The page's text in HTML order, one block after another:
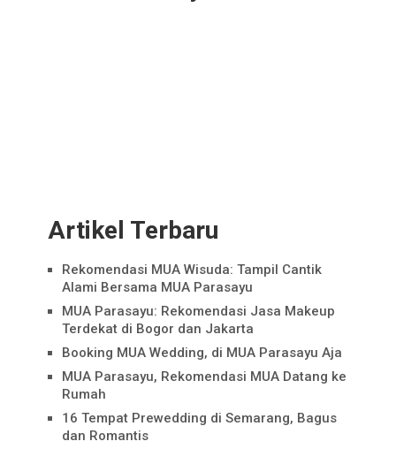
Artikel Terbaru
Rekomendasi MUA Wisuda: Tampil Cantik
Alami Bersama MUA Parasayu
MUA Parasayu: Rekomendasi Jasa Makeup
Terdekat di Bogor dan Jakarta
Booking MUA Wedding, di MUA Parasayu Aja
MUA Parasayu, Rekomendasi MUA Datang ke
Rumah
16 Tempat Prewedding di Semarang, Bagus
dan Romantis